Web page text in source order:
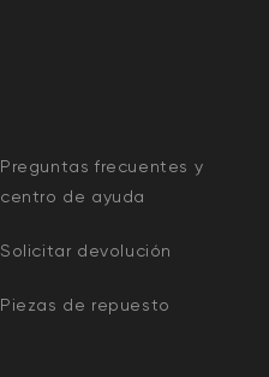
Preguntas frecuentes y
centro de ayuda
Solicitar devolución
Piezas de repuesto